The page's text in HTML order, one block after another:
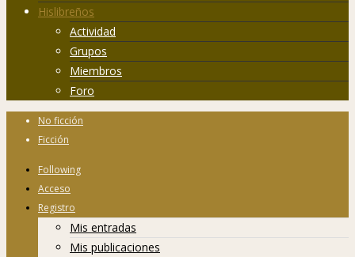
Hislibreños
Actividad
Grupos
Miembros
Foro
No ficción
Ficción
Following
Acceso
Registro
Mis entradas
Mis publicaciones